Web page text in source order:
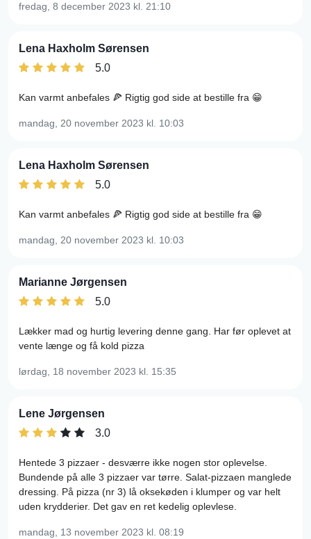
fredag, 8 december 2023 kl. 21:10
Lena Haxholm Sørensen
5.0
Kan varmt anbefales 🍕 Rigtig god side at bestille fra 😁
mandag, 20 november 2023 kl. 10:03
Lena Haxholm Sørensen
5.0
Kan varmt anbefales 🍕 Rigtig god side at bestille fra 😁
mandag, 20 november 2023 kl. 10:03
Marianne Jørgensen
5.0
Lækker mad og hurtig levering denne gang. Har før oplevet at
vente længe og få kold pizza
lørdag, 18 november 2023 kl. 15:35
Lene Jørgensen
3.0
Hentede 3 pizzaer - desværre ikke nogen stor oplevelse.
Bundende på alle 3 pizzaer var tørre. Salat-pizzaen manglede
dressing. På pizza (nr 3) lå oksekøden i klumper og var helt
uden krydderier. Det gav en ret kedelig oplevlese.
mandag, 13 november 2023 kl. 08:19